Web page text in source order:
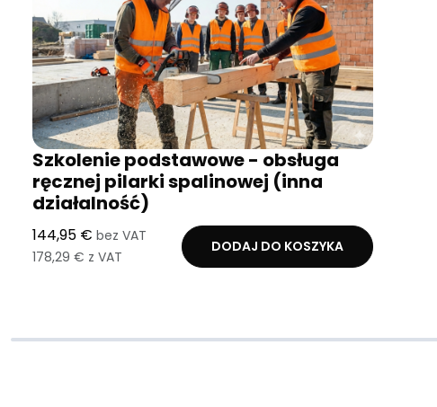
Szkolenie podstawowe - obsługa
ręcznej pilarki spalinowej (inna
działalność)
144,95 € bez VAT
178,29 € z VAT
DODAJ DO KOSZYKA